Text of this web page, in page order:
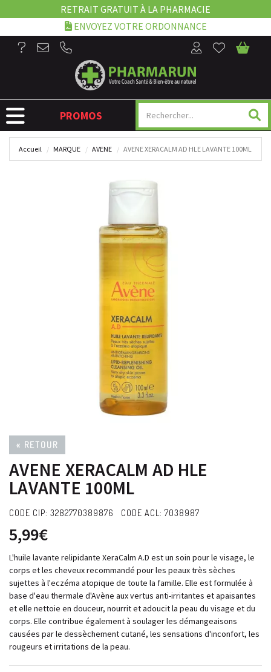
RETRAIT GRATUIT À LA PHARMACIE
ENVOYEZ VOTRE ORDONNANCE
NAVIGATION
PROMOS
Accueil MARQUE AVENE AVENE XERACALM AD HLE LAVANTE 100ML
« RETOUR
AVENE XERACALM AD HLE
LAVANTE 100ML
CODE CIP: 3282770389876 CODE ACL: 7038987
5,99€
L'huile lavante relipidante XeraCalm A.D est un soin pour le visage, le
corps et les cheveux recommandé pour les peaux très sèches
sujettes à l'eczéma atopique de toute la famille. Elle est formulée à
base d'eau thermale d'Avène aux vertus anti-irritantes et apaisantes
et elle nettoie en douceur, nourrit et adoucit la peau du visage et du
corps. Elle contribue également à soulager les démangeaisons
causées par le dessèchement cutané, les sensations d'inconfort, les
rougeurs et irritations de la peau.